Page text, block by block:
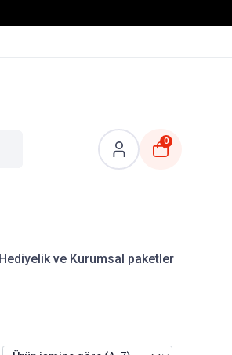
0
Hediyelik ve Kurumsal paketler